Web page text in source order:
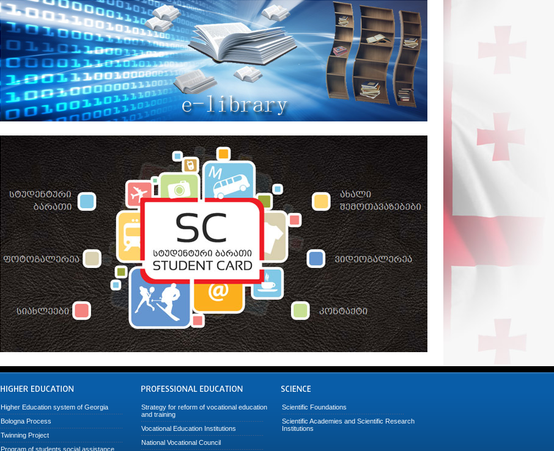
Higher Education system of Georgia
Bologna Process
Twinning Project
Program of students social assistance
Strategy for reform of vocational education
and training
Vocational Education Institutions
National Vocational Council
Scientific Foundations
Scientific Academies and Scientific Research
Institutions